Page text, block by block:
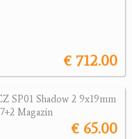
€ 712.00
SP01 Shadow 2 9x19mm
Magazin
€ 65.00